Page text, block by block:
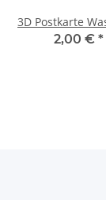
3D Postkarte
2,00 € *